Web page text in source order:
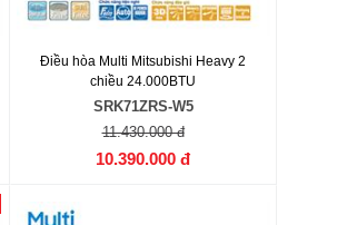
Điều hòa Multi Mitsubishi Heavy 2
chiều 24.000BTU
SRK71ZRS-W5
11.430.000 đ
10.390.000 đ